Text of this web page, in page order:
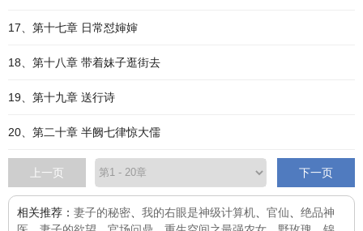
17、第十七章 日常怼婶婶
18、第十八章 带着妹子逛街去
19、第十九章 送行诗
20、第二十章 半阙七律惊大儒
上一页 下一页
相关推荐： 妻子的秘密 我的右眼是神级计算机 官仙
绝品神